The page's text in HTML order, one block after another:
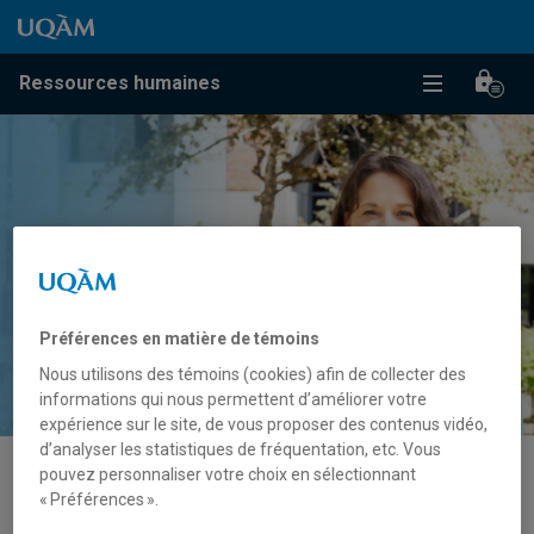
Passer au contenu
Accéder au menu principal
Accéder à la recherche
Passer au contenu
Accéder au menu principal
Ressources humaines Menu
de tout,
RELATIONS DE TRAVAIL
Préférences en matière de témoins
Nous utilisons des témoins (cookies) afin de collecter des
informations qui nous permettent d’améliorer votre
expérience sur le site, de vous proposer des contenus vidéo,
d’analyser les statistiques de fréquentation, etc. Vous
pouvez personnaliser votre choix en sélectionnant
« Préférences ».